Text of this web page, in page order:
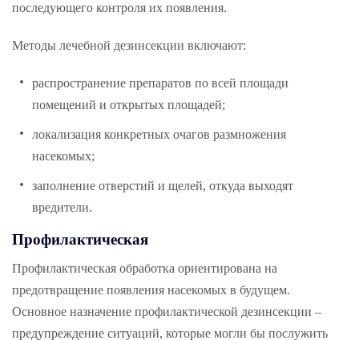
последующего контроля их появления.
Методы лечебной дезинсекции включают:
распространение препаратов по всей площади
помещений и открытых площадей;
локализация конкретных очагов размножения
насекомых;
заполнение отверстий и щелей, откуда выходят
вредители.
Профилактическая
Профилактическая обработка ориентирована на
предотвращение появления насекомых в будущем.
Основное назначение профилактической дезинсекции –
предупреждение ситуаций, которые могли бы послужить